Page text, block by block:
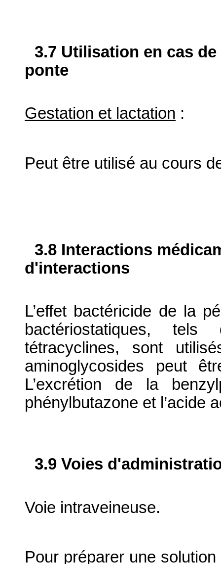
3.7 Utilisation en cas
ponte
Gestation et lactation :
Peut être utilisé au cours
3.8 Interactions
d'interactions
L’effet bactéricide de la
bactériostatiques,
tétracyclines, sont
aminoglycosides peut
L’excrétion de la
phénylbutazone et l’acide
3.9 Voies
Voie intraveineuse.
Pour préparer une